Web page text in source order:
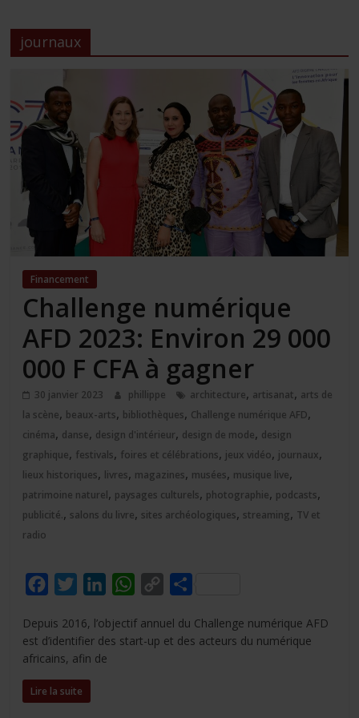
journaux
Financement
Challenge numérique
AFD 2023: Environ 29 000
000 F CFA à gagner
30 janvier 2023 phillippe architecture, artisanat, arts de
la scène, beaux-arts, bibliothèques, Challenge numérique AFD,
cinéma, danse, design d'intérieur, design de mode, design
graphique, festivals, foires et célébrations, jeux vidéo, journaux,
lieux historiques, livres, magazines, musées, musique live,
patrimoine naturel, paysages culturels, photographie, podcasts,
publicité., salons du livre, sites archéologiques, streaming, TV et
radio
c
e
o
i
t
e
n
W
a
p
r
Depuis 2016, l’objectif annuel du Challenge numérique AFD
est d’identifier des start-up et des acteurs du numérique
africains, afin de
Lire la suite